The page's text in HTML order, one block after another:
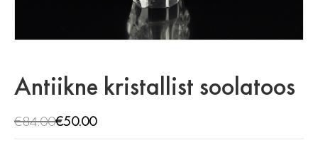
Antiikne kristallist soolatoos
€84.00€50.00